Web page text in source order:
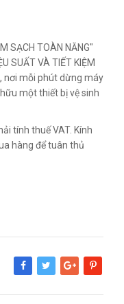
SẠCH TOÀN NĂNG"
SUẤT VÀ TIẾT KIỆM
nơi mỗi phút dừng máy
một thiết bị vệ sinh
tính thuế VAT. Kính
hàng để tuân thủ
Share Tweet Google+Pinterest